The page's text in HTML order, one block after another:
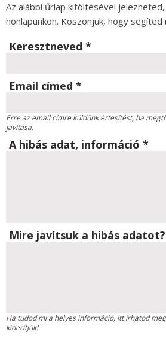
Az alábbi űrlap kitöltésével
honlapunkon. Köszönjük, hogy segíted
Keresztneved *
Email címed *
Erre az email címre küldünk értesítést, ha
javítása.
A hibás adat, információ *
Mire javítsuk a hibás adatot?
Ha tudod mi a helyes információ, itt írhatod
kiderítjük!